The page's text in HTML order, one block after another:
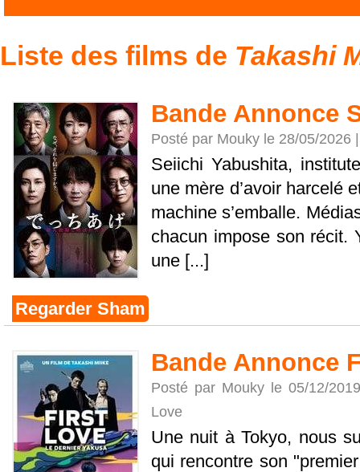
Liste des films de Takashi
Bande Annonce
Posté par Mouky le 28/05/2026
Seiichi Yabushita,
une mère d’avoir harcelé
machine s’emballe.
chacun impose son récit.
une [...]
Regarder Sham
Bande Annonce
Posté par Mouky le 05/12/
Love
Une nuit à Tokyo, nous
qui rencontre son